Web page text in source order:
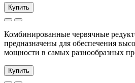
Купить
Комбинированные червячные
предназначены для обеспечения
мощности в самых разнообразных
Купить